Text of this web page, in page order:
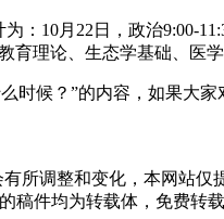
：10月22日，政治9:00-
育理论、生态学基础、医学
时候？”的内容，如果大
所调整和变化，本网站
稿件均为转载体，免费转